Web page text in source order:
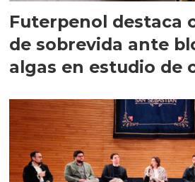
Futerpenol destaca
de sobrevida ante
algas en estudio de